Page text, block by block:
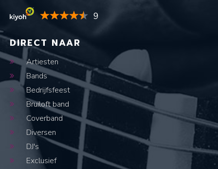
9
DIRECT NAAR
Artiesten
Bands
Bedrijfsfeest
Bruiloft band
Coverband
Diversen
DJ's
Exclusief